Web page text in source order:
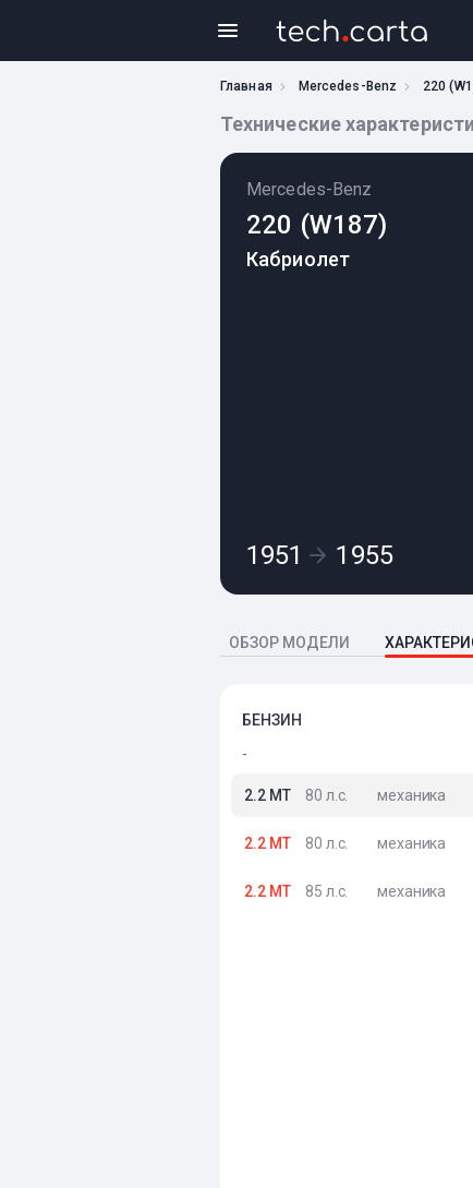
Главная Mercedes-Benz 220
Технические
Mercedes-Benz
220 (W187)
Кабриолет
1951 1955
ОБЗОР МОДЕЛИ
БЕНЗИН
-
2.2 MT 80 л.с. механика
2.2 MT 80 л.с. механика
2.2 MT 85 л.с. механика